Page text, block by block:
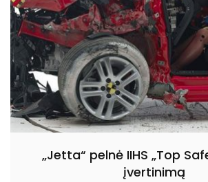
„Jetta“ pelnė IIHS „Top
įvertinimą